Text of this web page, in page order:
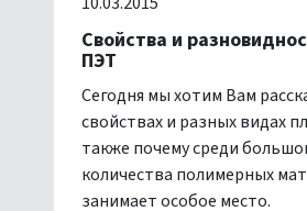
Свойства и
ПЭТ
Сегодня мы хотим Вам
свойствах и разных видах
также почему среди
количества полимерных
занимает особое место.